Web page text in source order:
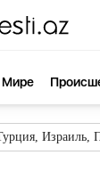
Мире